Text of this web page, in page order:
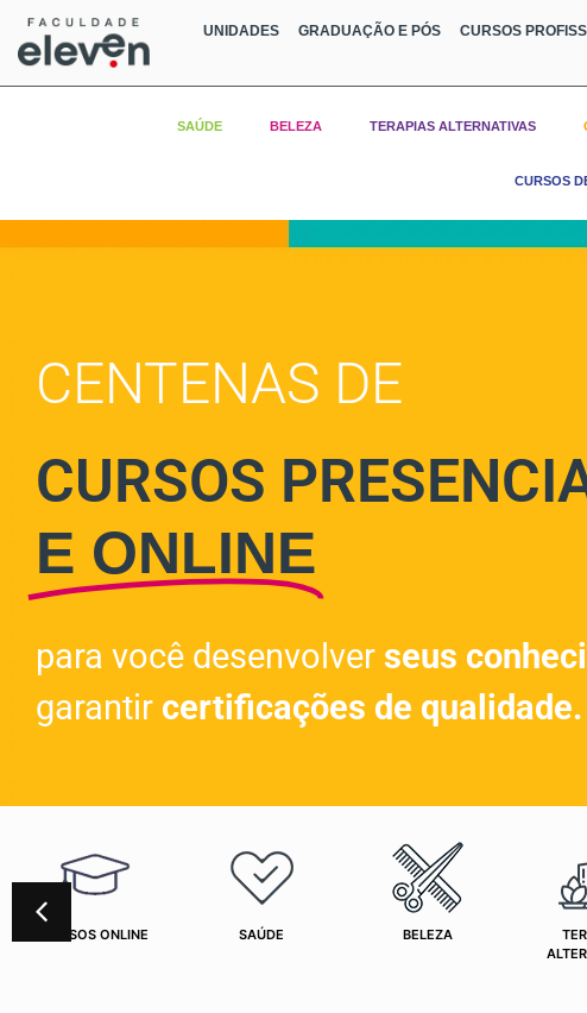
UNIDADES GRADUAÇÃO E PÓS CURSOS
SAÚDE BELEZA TERAPIAS ALTERNATIVAS
CURSOS
CENTENAS DE
CURSOS
E ONLINE
para você desenvolver seus
garantir certificações de qualidade.
CURSOS ONLINE SAÚDE BELEZA